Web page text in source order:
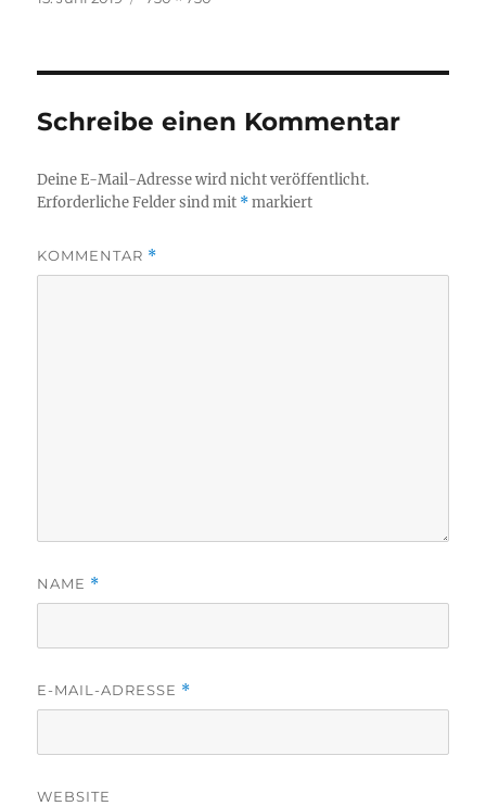
Schreibe einen Kommentar
Deine E-Mail-Adresse wird nicht veröffentlicht.
Erforderliche Felder sind mit *markiert
KOMMENTAR *
NAME *
E-MAIL-ADRESSE *
WEBSITE